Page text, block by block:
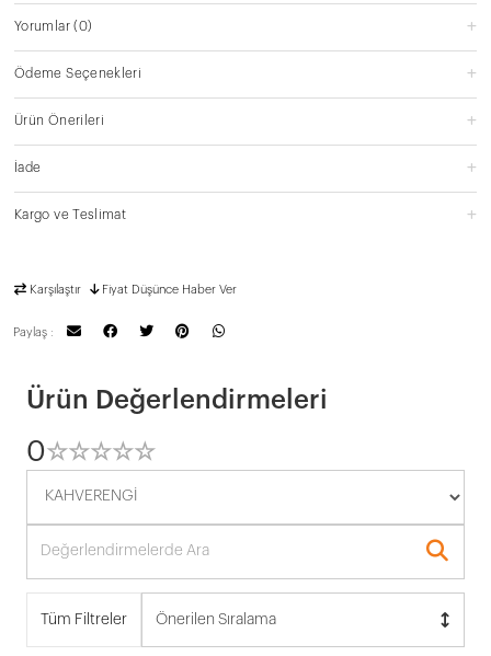
Yorumlar(0)
Ödeme Seçenekleri
Ürün Önerileri
İade
Kargo ve Teslimat
Karşılaştır Fiyat Düşünce Haber Ver
Paylaş :
Ürün Değerlendirmeleri
0☆☆☆☆☆
★★★★★
Tüm Filtreler Önerilen Sıralama